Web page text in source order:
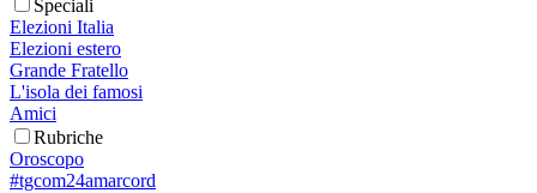
Speciali
Elezioni Italia
Elezioni estero
Grande Fratello
L'isola dei famosi
Amici
Rubriche
Oroscopo
#tgcom24amarcord